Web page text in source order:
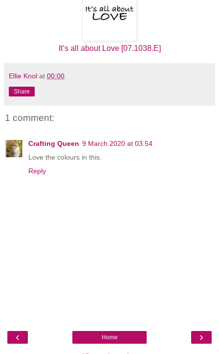
It’s all about Love [07.1038.E]
Ellie Knol at 00:00
Share
1 comment:
Crafting Queen 9 March 2020 at 03:54
Love the colours in this.
Reply
‹ ›
Home